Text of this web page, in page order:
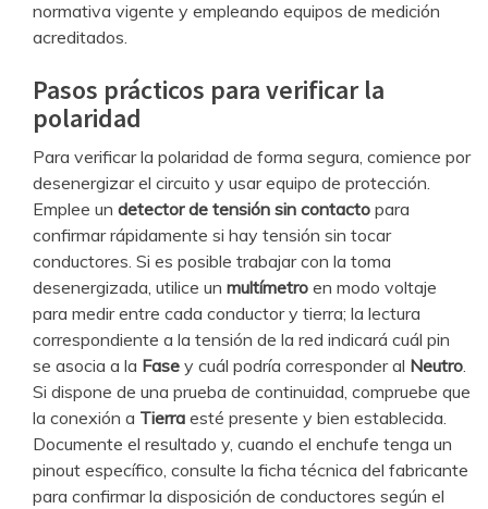
normativa vigente y empleando equipos de medición
acreditados.
Pasos prácticos para verificar la
polaridad
Para verificar la polaridad de forma segura, comience por
desenergizar el circuito y usar equipo de protección.
Emplee un detector de tensión sin contacto para
confirmar rápidamente si hay tensión sin tocar
conductores. Si es posible trabajar con la toma
desenergizada, utilice un multímetro en modo voltaje
para medir entre cada conductor y tierra; la lectura
correspondiente a la tensión de la red indicará cuál pin
se asocia a la Fase y cuál podría corresponder al Neutro
Si dispone de una prueba de continuidad, compruebe que
la conexión a Tierra esté presente y bien establecida.
Documente el resultado y, cuando el enchufe tenga un
pinout específico, consulte la ficha técnica del fabricante
para confirmar la disposición de conductores según el